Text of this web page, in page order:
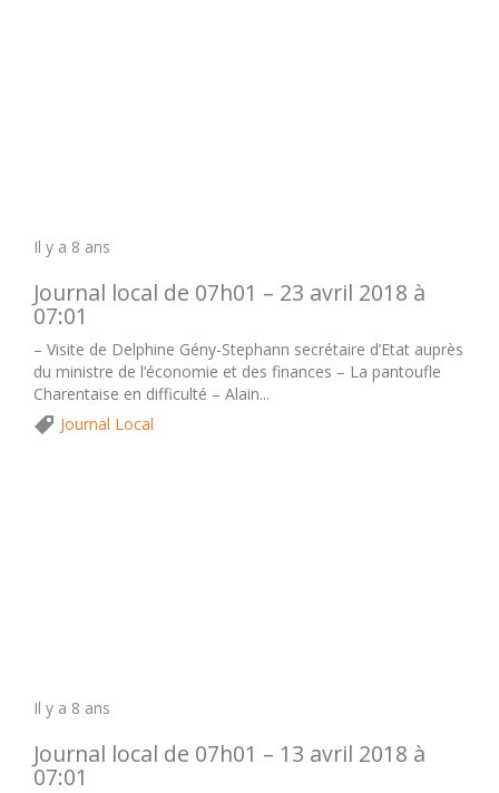
Il y a 8 ans
Journal local de 07h01 – 23 avril 2018 à
07:01
– Visite de Delphine Gény-Stephann secrétaire d’Etat auprès
du ministre de l’économie et des finances – La pantoufle
Charentaise en difficulté – Alain...
Journal Local
Il y a 8 ans
Journal local de 07h01 – 13 avril 2018 à
07:01